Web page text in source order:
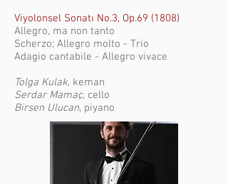
Viyolonsel Sonatı No.3, Op.69 (1808)
Allegro, ma non tanto
Scherzo; Allegro molto - Trio
Adagio cantabile - Allegro vivace
Tolga Kulak, keman
Serdar Mamaç, cello
Birsen Ulucan, piyano